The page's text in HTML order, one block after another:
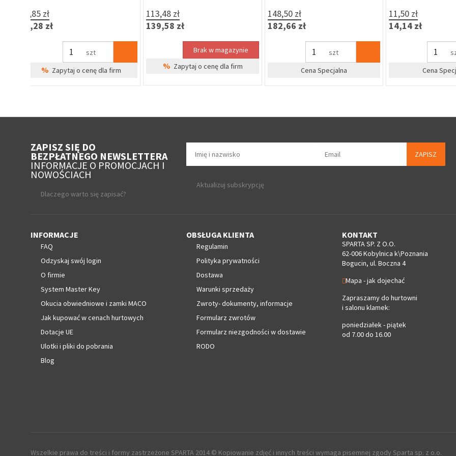
63,21 zł
77,75 zł
%Zapytaj o cenę dla firm
54,91 zł
67,54 zł
szt
%Zapytaj o cenę dla firm
63,70 zł
78,35 zł
Zapytaj o cenę dla firm
169,99 zł
209,09 zł
%Zapytaj o
ZAPISZ SIĘ DO
BEZPŁATNEGO NEWSLETTERA
INFORMACJE O PROMOCJACH I
NOWOŚCIACH
Dlaczego warto się zapisać?
ZAPISZ
Aktualizuj subskrypcję
INFORMACJE
FAQ
Odzyskaj swój login
O firmie
System Master Key
Okucia obwiedniowe i zamki MACO
Jak kupować w cenach hurtowych
Dotacje UE
Ulotki i pliki do pobrania
Blog
OBSŁUGA KLIENTA
Regulamin
Polityka prywatności
Dostawa
Warunki sprzedaży
Zwroty- dokumenty, informacje
Formularz zwrotów
Formularz niezgodności w dostawie
RODO
KONTAKT
SPARTA SP. Z O.O.
62-006 Kobylnica k\Poznania
Bogucin, ul. Boczna 4
Mapa - jak dojechać
Zapraszamy do hurtowni
i salonu klamek:
poniedziałek - piątek
od 7.00 do 16.00
Wszelkie prawa do treści i formy zastrzeżone SPARTA 2014 © Kopiowanie zdjęć i innych treści wymaga pisemnej zgody Sparta sp. z o.o.